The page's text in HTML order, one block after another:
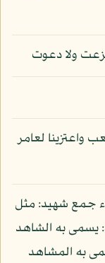
ولا دعوت
واعتزينا لعامر
جمع شهيد: مثل
به الشاهد
به المشاهد